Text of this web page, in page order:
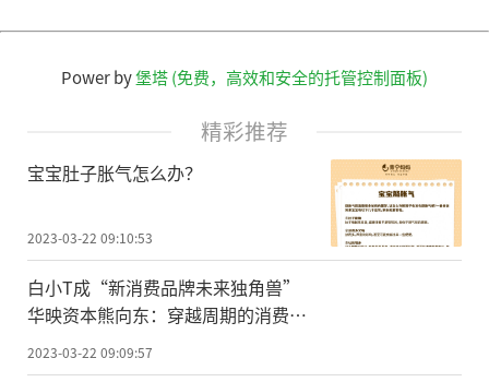
Power by堡塔 (免费，高效和安全的托管控制面板)
精彩推荐
宝宝肚子胀气怎么办？
2023-03-22 09:10:53
白小T成“新消费品牌未来独角兽”
华映资本熊向东：穿越周期的消费品
牌才能韧性增长
2023-03-22 09:09:57